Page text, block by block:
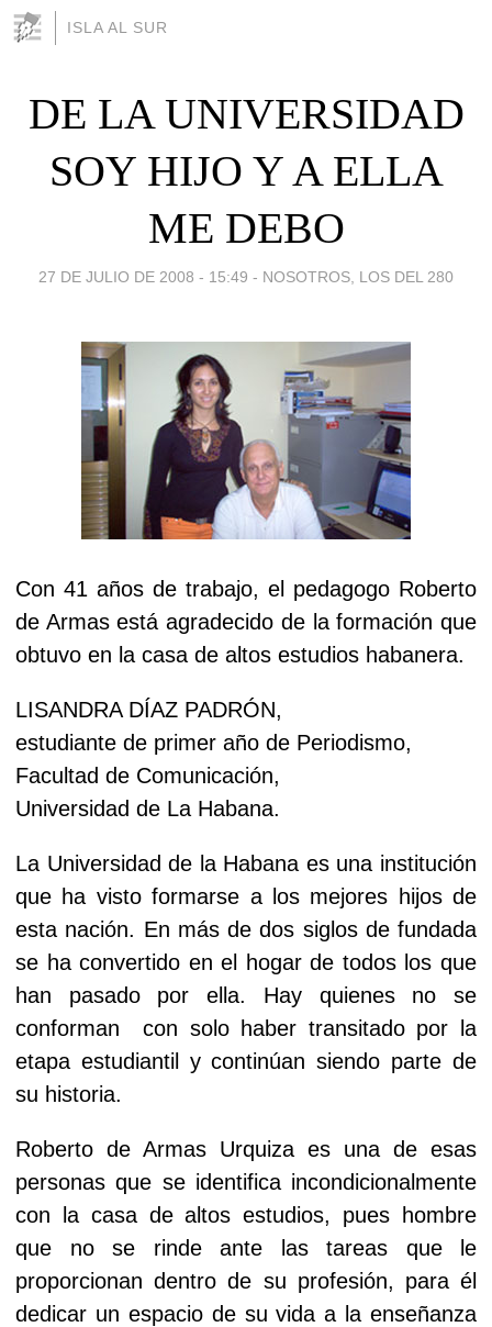
ISLA AL SUR
DE LA UNIVERSIDAD
SOY HIJO Y A ELLA
ME DEBO
27 DE JULIO DE 2008 - 15:49 - NOSOTROS, LOS DEL 280
Con 41 años de trabajo, el pedagogo Roberto
de Armas está agradecido de la formación que
obtuvo en la casa de altos estudios habanera.
LISANDRA DÍAZ PADRÓN,
estudiante de primer año de Periodismo,
Facultad de Comunicación,
Universidad de La Habana.
La Universidad de la Habana es una institución
que ha visto formarse a los mejores hijos de
esta nación. En más de dos siglos de fundada
se ha convertido en el hogar de todos los que
han pasado por ella. Hay quienes no se
conforman con solo haber transitado por la
etapa estudiantil y continúan siendo parte de
su historia.
Roberto de Armas Urquiza es una de esas
personas que se identifica incondicionalmente
con la casa de altos estudios, pues hombre
que no se rinde ante las tareas que le
proporcionan dentro de su profesión, para él
dedicar un espacio de su vida a la enseñanza